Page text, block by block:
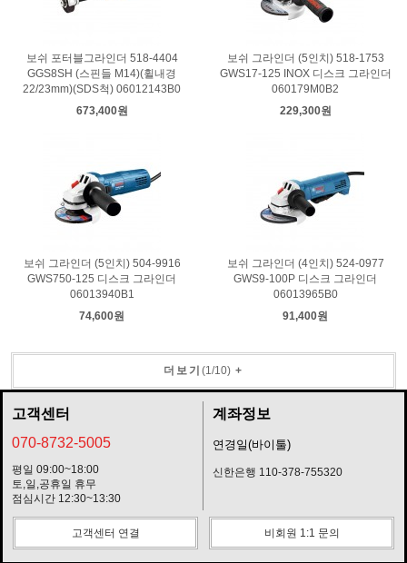
보쉬 포터블그라인더 518-4404
GGS8SH (스핀들 M14)(휠내경
22/23mm)(SDS척) 06012143B0
673,400원
보쉬 그라인더 (5인치) 518-1753
GWS17-125 INOX 디스크 그라인더
060179M0B2
229,300원
보쉬 그라인더 (5인치) 504-9916
GWS750-125 디스크 그라인더
06013940B1
74,600원
보쉬 그라인더 (4인치) 524-0977
GWS9-100P 디스크 그라인더
06013965B0
91,400원
더보기 (1 /10) +
고객센터
070-8732-5005
평일 09:00~18:00
토,일,공휴일 휴무
점심시간 12:30~13:30
계좌정보
연경일(바이툴)
신한은행 110-378-755320
고객센터 연결 비회원 1:1 문의